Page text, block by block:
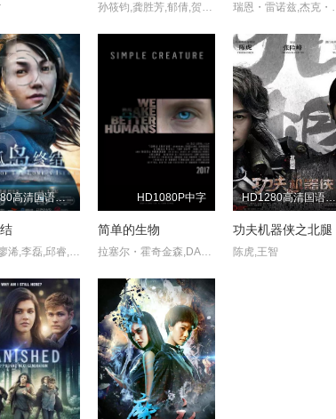
孙筱钧,龚胜芳,郁倩,贺睿,黄慧君 瑞恩・雷诺兹,杰
HD1280高清国语中字版
田多多,廖浠,李磊,邱睿,杨蓝
HD1080P中字
简单的生物
拉塞尔・霍奇金森,DAngeloMidili,艾莉西亚・戴尔莫
HD1280高清国语中字版
功夫机器侠之北腿
陈虎,王智